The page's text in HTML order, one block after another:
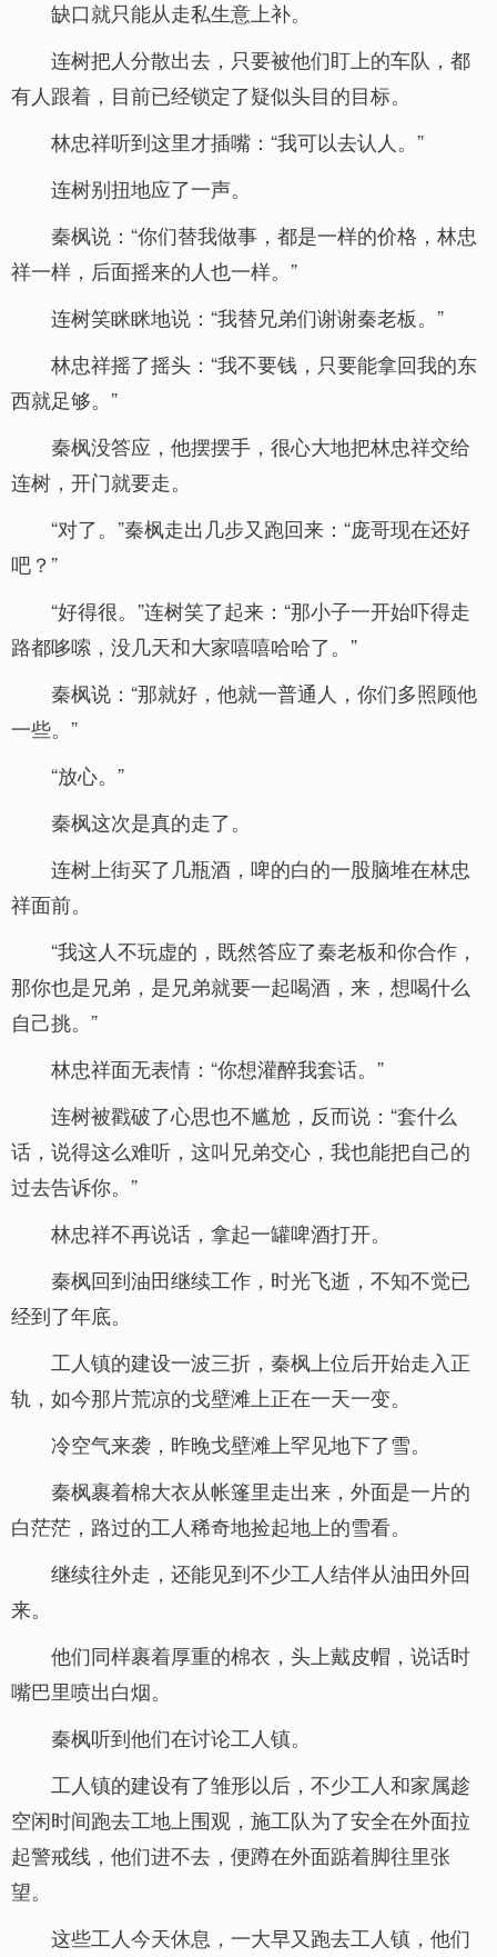
缺口就只能从走私生意上补。
连树把人分散出去，只要被他们盯上的车队，都
有人跟着，目前已经锁定了疑似头目的目标。
林忠祥听到这里才插嘴：“我可以去认人。”
连树别扭地应了一声。
秦枫说：“你们替我做事，都是一样的价格，林忠
祥一样，后面摇来的人也一样。”
连树笑眯眯地说：“我替兄弟们谢谢秦老板。”
林忠祥摇了摇头：“我不要钱，只要能拿回我的东
西就足够。”
秦枫没答应，他摆摆手，很心大地把林忠祥交给
连树，开门就要走。
“对了。”秦枫走出几步又跑回来：“庞哥现在还好
吧？”
“好得很。”连树笑了起来：“那小子一开始吓得走
路都哆嗦，没几天和大家嘻嘻哈哈了。”
秦枫说：“那就好，他就一普通人，你们多照顾他
一些。”
“放心。”
秦枫这次是真的走了。
连树上街买了几瓶酒，啤的白的一股脑堆在林忠
祥面前。
“我这人不玩虚的，既然答应了秦老板和你合作，
那你也是兄弟，是兄弟就要一起喝酒，来，想喝什么
自己挑。”
林忠祥面无表情：“你想灌醉我套话。”
连树被戳破了心思也不尴尬，反而说：“套什么
话，说得这么难听，这叫兄弟交心，我也能把自己的
过去告诉你。”
林忠祥不再说话，拿起一罐啤酒打开。
秦枫回到油田继续工作，时光飞逝，不知不觉已
经到了年底。
工人镇的建设一波三折，秦枫上位后开始走入正
轨，如今那片荒凉的戈壁滩上正在一天一变。
冷空气来袭，昨晚戈壁滩上罕见地下了雪。
秦枫裹着棉大衣从帐篷里走出来，外面是一片的
白茫茫，路过的工人稀奇地捡起地上的雪看。
继续往外走，还能见到不少工人结伴从油田外回
来。
他们同样裹着厚重的棉衣，头上戴皮帽，说话时
嘴巴里喷出白烟。
秦枫听到他们在讨论工人镇。
工人镇的建设有了雏形以后，不少工人和家属趁
空闲时间跑去工地上围观，施工队为了安全在外面拉
起警戒线，他们进不去，便蹲在外面踮着脚往里张
望。
这些工人今天休息，一大早又跑去工人镇，他们